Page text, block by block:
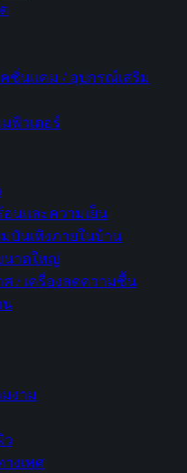
ชั่นแคม / อุปกรณ์เสริม
พิวเตอร์
อนและความเย็น
บันเทิงภายในบ้าน
นาดใหญ่
ศ / เครื่องลดความชื้น
น
งาม
ว
งเพศ